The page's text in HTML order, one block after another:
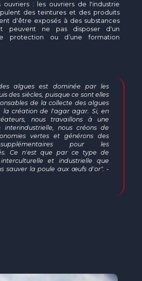
ouvriers : les ouvriers de l'industrie
des teintures et des produits
d'être exposés à des substances
peuvent ne pas disposer d'un
protection ou d’une formation
algues est dominée par les
des siècles, puisque ce sont elles
de la collecte des algues
la création de l'agar agar. Si, en
nous travaillons à une
interindustrielle, nous créons de
vertes et générons des
pour les
Ce n'est que par ce type de
et industrielle que
sauver la poule aux œufs d'or". -